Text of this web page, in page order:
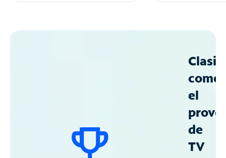
como
el
de
TV